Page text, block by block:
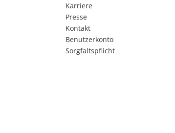
Karriere
Presse
Kontakt
Benutzerkonto
Sorgfaltspflicht